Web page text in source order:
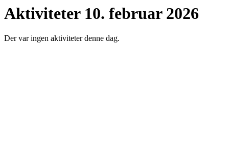
Aktiviteter 10. februar 2026
Der var ingen aktiviteter denne dag.